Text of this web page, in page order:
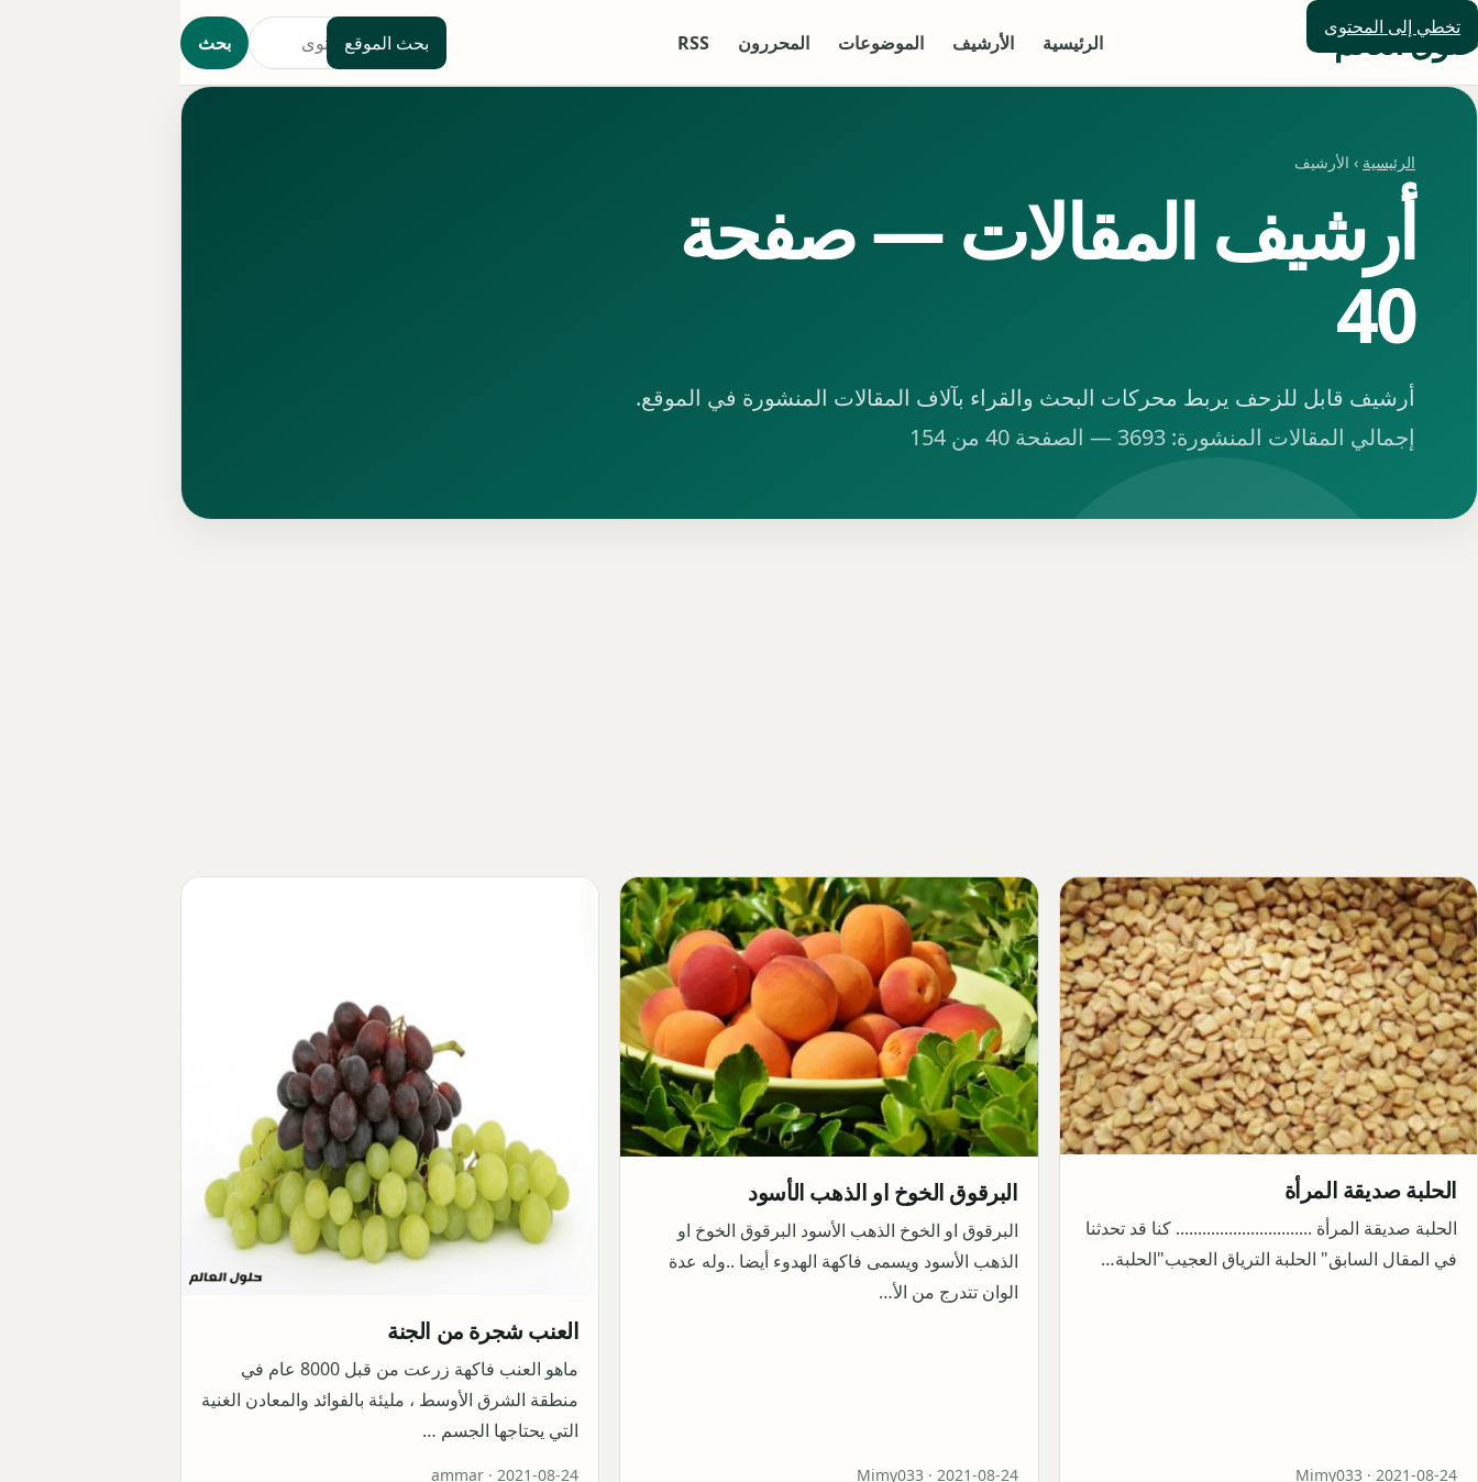
تخطي إلى المحتوى
حلول العالم الرئيسية الأرشيف الموضوعات المحررون RSS بحث الموقع بحث
الرئيسية › الأرشيف
أرشيف المقالات — صفحة
40
أرشيف قابل للزحف يربط محركات البحث والقراء بآلاف المقالات المنشورة في الموقع.
إجمالي المقالات المنشورة: 3693 — الصفحة 40 من 154
الحلبة صديقة المرأة
الحلبة صديقة المرأة ............................... كنا قد تحدثنا
في المقال السابق" الحلبة الترياق العجيب"الحلبة…
Mimy033 · 2021-08-24
البرقوق الخوخ او الذهب الأسود
البرقوق او الخوخ الذهب الأسود البرقوق الخوخ او
الذهب الأسود ويسمى فاكهة الهدوء أيضا ..وله عدة
الوان تتدرج من الأ…
Mimy033 · 2021-08-24
العنب شجرة من الجنة
ماهو العنب فاكهة زرعت من قبل 8000 عام في
منطقة الشرق الأوسط ، مليئة بالفوائد والمعادن الغنية
التي يحتاجها الجسم …
ammar · 2021-08-24